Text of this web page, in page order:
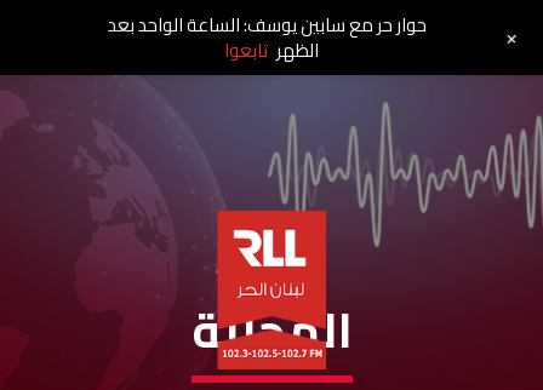
نشرات الأخبار
المحلية
حوار حر مع سابين يوسف: الساعة الواحد بعد
الظهر تابعوا +